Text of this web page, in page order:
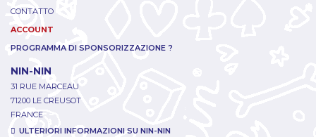
CONTATTO
ACCOUNT
PROGRAMMA DI SPONSORIZZAZIONE ?
NIN-NIN
31 RUE MARCEAU
71200 LE CREUSOT
FRANCE
ULTERIORI INFORMAZIONI SU NIN-NIN